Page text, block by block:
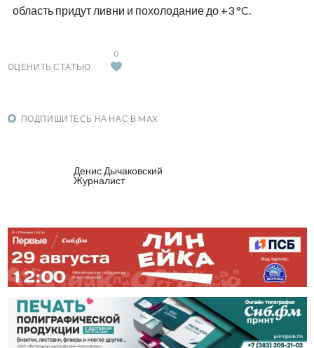
область придут ливни и похолодание до +3 °C.
ОЦЕНИТЬ СТАТЬЮ
0
ПОДПИШИТЕСЬ НА НАС В MAX
Денис Дычаковский
Журналист